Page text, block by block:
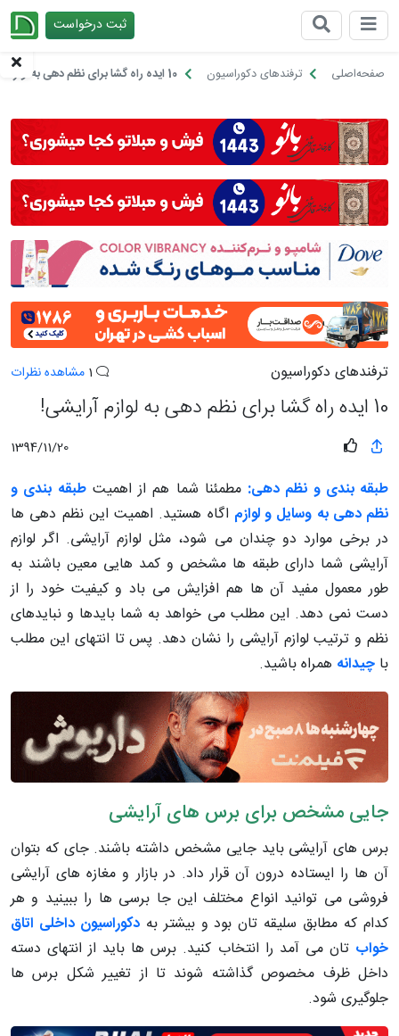
ثبت درخواست
صفحه‌اصلی ترفندهای دکوراسیون 10 ایده راه گشا برای نظم دهی به لوازم آرایشی!
ترفندهای دکوراسیون مشاهده نظرات
10 ایده راه گشا برای نظم دهی به لوازم آرایشی!
1394/11/20
طبقه بندی و نظم دهی: مطمئنا شما هم از اهمیتطبقه بندی و
نظم دهی به وسایل و لوازم اگاه هستید. اهمیت این نظم دهی ها
در برخی موارد دو چندان می شود، مثل لوازم آرایشی. اگر لوازم
آرایشی شما دارای طبقه ها مشخص و کمد هایی معین باشند به
طور معمول مفید آن ها هم افزایش می باد و کیفیت خود را از
دست نمی دهد. این مطلب می خواهد به شما بایدها و نبایدهای
نظم و ترتیب لوازم آرایشی را نشان دهد. پس تا انتهای این مطلب
با چیدانه همراه باشید.
جایی مشخص برای برس های آرایشی
برس های آرایشی باید جایی مشخص داشته باشند. جای که بتوان
آن ها را ایستاده درون آن قرار داد. در بازار و مغازه های آرایشی
فروشی می توانید انواع مختلف این جا برسی ها را ببینید و هر
کدام که مطابق سلیقه تان بود و بیشتر بهدکوراسیون داخلی اتاق
خواب تان می آمد را انتخاب کنید. برس ها باید از انتهای دسته
داخل ظرف مخصوص گذاشته شوند تا از تغییر شکل برس ها
جلوگیری شود.